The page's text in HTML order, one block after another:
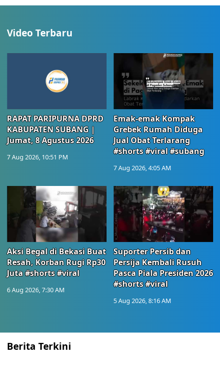
Video Terbaru
RAPAT PARIPURNA DPRD
KABUPATEN SUBANG |
Jumat, 8 Agustus 2026
7 Aug 2026, 10:51 PM
Emak-emak Kompak
Grebek Rumah Diduga
Jual Obat Terlarang
#shorts #viral #subang
7 Aug 2026, 4:05 AM
Aksi Begal di Bekasi Buat
Resah, Korban Rugi Rp30
Juta #shorts #viral
6 Aug 2026, 7:30 AM
Suporter Persib dan
Persija Kembali Rusuh
Pasca Piala Presiden 2026
#shorts #viral
5 Aug 2026, 8:16 AM
Berita Terkini